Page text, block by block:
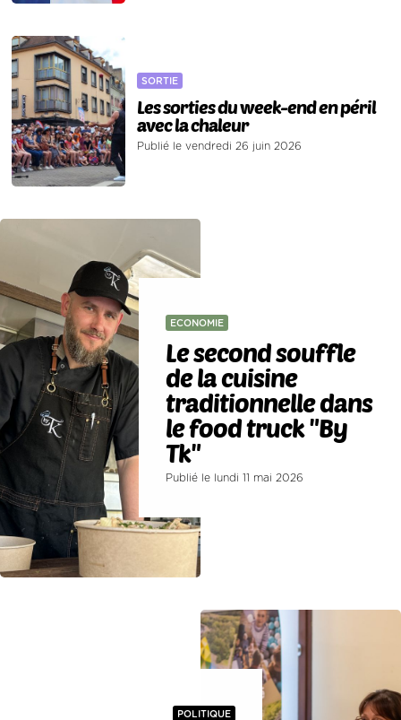
SORTIE
Les sorties du week-end en péril
avec la chaleur
Publié le vendredi 26 juin 2026
ECONOMIE
Le second souffle
de la cuisine
traditionnelle dans
le food truck "By
Tk"
Publié le lundi 11 mai 2026
POLITIQUE